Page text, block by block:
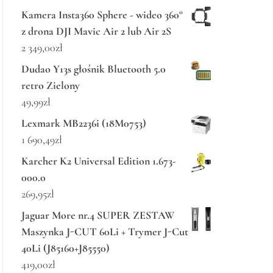
Kamera Insta360 Sphere - wideo 360°
z drona DJI Mavic Air 2 lub Air 2S
2 349,00zł
Dudao Y13s głośnik Bluetooth 5.0
retro Zielony
49,99zł
Lexmark MB2236i (18M0753)
1 690,49zł
Karcher K2 Universal Edition 1.673-
000.0
269,95zł
Jaguar More nr.4 SUPER ZESTAW
Maszynka J-CUT 60Li + Trymer J-Cut
40Li (J85160+J85550)
419,00zł